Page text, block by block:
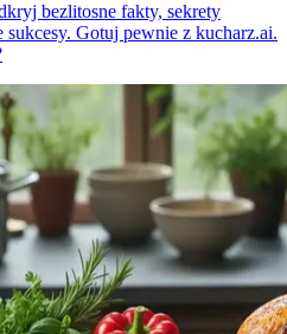
bezlitosne fakty, sekrety
Gotuj pewnie z kucharz.ai.